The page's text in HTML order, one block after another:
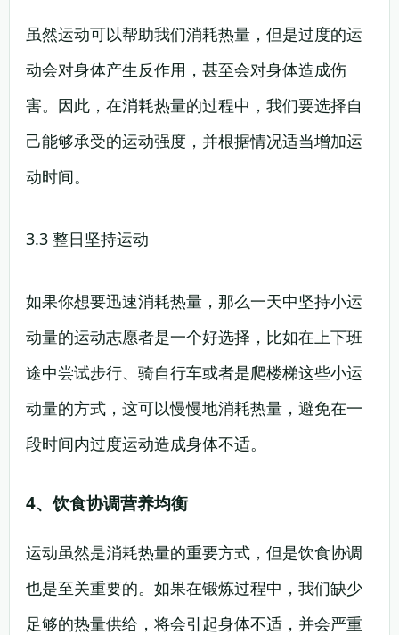
虽然运动可以帮助我们消耗热量，但是过度的运
动会对身体产生反作用，甚至会对身体造成伤
害。因此，在消耗热量的过程中，我们要选择自
己能够承受的运动强度，并根据情况适当增加运
动时间。
3.3 整日坚持运动
如果你想要迅速消耗热量，那么一天中坚持小运
动量的运动志愿者是一个好选择，比如在上下班
途中尝试步行、骑自行车或者是爬楼梯这些小运
动量的方式，这可以慢慢地消耗热量，避免在一
段时间内过度运动造成身体不适。
4、饮食协调营养均衡
运动虽然是消耗热量的重要方式，但是饮食协调
也是至关重要的。如果在锻炼过程中，我们缺少
足够的热量供给，将会引起身体不适，并会严重